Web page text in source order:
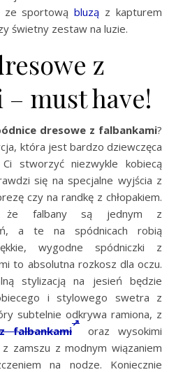
ze sportowąbluzą z kapturem
świetny zestaw na luzie.
z
must have!
dresowe z falbankami?
która jest bardzo dziewczęca
stworzyć niezwykle kobiecą
się na specjalne wyjścia z
czy na randkę z chłopakiem.
że falbany są jednym z
a te na spódnicach robią
wygodne spódniczki z
to absolutna rozkosz dla oczu.
stylizacją na jesień będzie
i stylowego swetra z
subtelnie odkrywa ramiona, z
z falbankami
oraz wysokimi
zamszu z modnym wiązaniem
na nodze. Koniecznie